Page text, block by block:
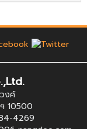
งศ์
10500
4269